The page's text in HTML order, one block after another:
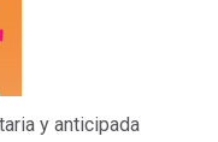
y anticipada